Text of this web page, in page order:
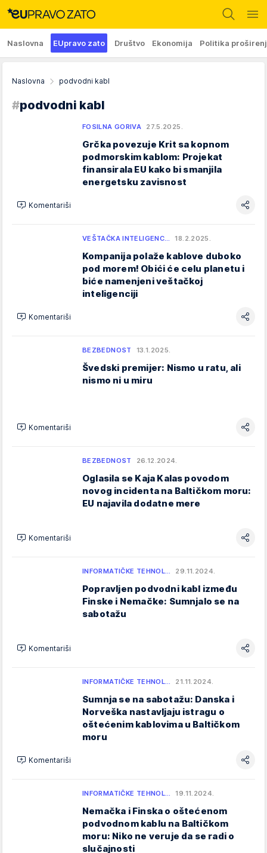
Naslovna EUpravo zato Društvo Ekonomija Politika
Naslovna podvodni kabl
#podvodni kabl
FOSILNA GORIVA 27.5.2025.
Grčka povezuje Krit sa kopnom
podmorskim kablom: Projekat
finansirala EU kako bi smanjila
energetsku zavisnost
Komentariši
VEŠTAČKA INTELIGENC… 18.2.2025.
Kompanija polaže kablove duboko
pod morem! Obići će celu planetu i
biće namenjeni veštačkoj
inteligenciji
Komentariši
BEZBEDNOST 13.1.2025.
Švedski premijer: Nismo u ratu, ali
nismo ni u miru
Komentariši
BEZBEDNOST 26.12.2024.
Oglasila se Kaja Kalas povodom
novog incidenta na Baltičkom moru:
EU najavila dodatne mere
Komentariši
INFORMATIČKE TEHNOL… 29.11.2024.
Popravljen podvodni kabl između
Finske i Nemačke: Sumnjalo se na
sabotažu
Komentariši
INFORMATIČKE TEHNOL… 21.11.2024.
Sumnja se na sabotažu: Danska i
Norveška nastavljaju istragu o
oštećenim kablovima u Baltičkom
moru
Komentariši
INFORMATIČKE TEHNOL… 19.11.2024.
Nemačka i Finska o oštećenom
podvodnom kablu na Baltičkom
moru: Niko ne veruje da se radi o
slučajnosti